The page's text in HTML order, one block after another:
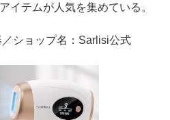
イテムが人気を集めている。
ショップ名：Sarlisi公式